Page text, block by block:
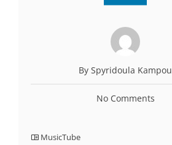
By Spyridoula Kampou
No Comments
MusicTube